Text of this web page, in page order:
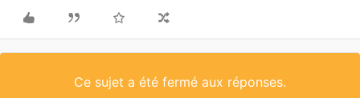
Ce sujet a été fermé aux réponses.